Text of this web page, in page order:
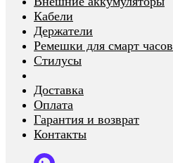
Кабели
Держатели
Ремешки для смарт часов
Стилусы
Доставка
Оплата
Гарантия и возврат
Контакты